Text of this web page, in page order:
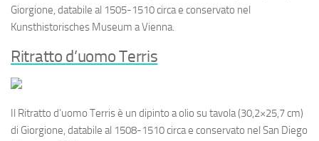
Giorgione, databile al 1505-1510 circa e conservato nel
Kunsthistorisches Museum a Vienna.
Ritratto d’uomo Terris
Il Ritratto d’uomo Terrisè un dipinto a olio su tavola (30,2×25,7 cm)
di Giorgione, databile al 1508-1510 circa e conservato nel San Diego